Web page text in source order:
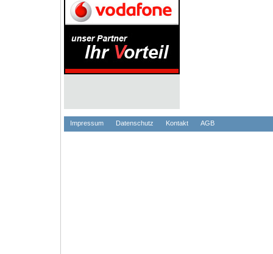
Impressum Datenschutz Kontakt AGB